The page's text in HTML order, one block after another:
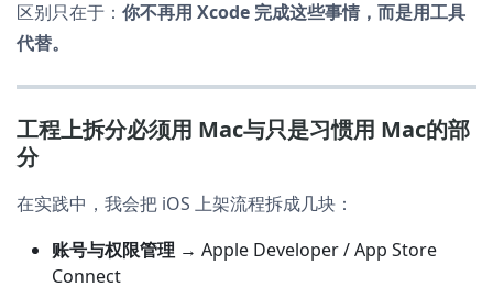
区别只在于： 你不再用 Xcode 完成这些事情，而是用工具
代替。
工程上拆分必须用 Mac与只是习惯用 Mac的部
分
在实践中，我会把 iOS 上架流程拆成几块：
账号与权限管理 → Apple Developer / App Store
Connect